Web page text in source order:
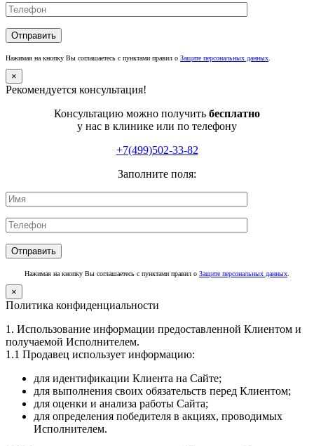
Нажимая на кнопку Вы соглашаетесь с пунктами правил о Защите персональных данных
×
Рекомендуется консультация!
Консультацию можно получить бесплатно
у нас в клинике или по телефону
+7(499)502-33-82
Заполните поля:
Нажимая на кнопку Вы соглашаетесь с пунктами правил о Защите персональных данных
×
Политика конфиденциальности
1. Использование информации предоставленной Клиентом и
получаемой Исполнителем.
1.1 Продавец использует информацию:
для идентификации Клиента на Сайте;
для выполнения своих обязательств перед Клиентом;
для оценки и анализа работы Сайта;
для определения победителя в акциях, проводимых
Исполнителем.